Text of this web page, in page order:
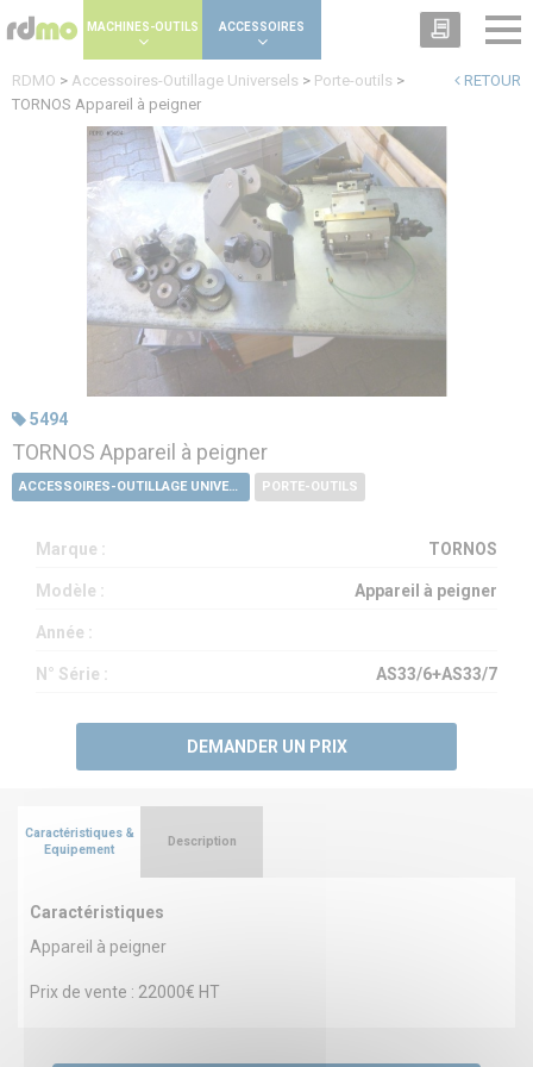
MACHINES-OUTILS ACCESSOIRES
RETOUR
RDMO > Accessoires-Outillage Universels > Porte-outils >
TORNOS Appareil à peigner
5494
TORNOS Appareil à peigner
ACCESSOIRES-OUTILLAGE UNIVERSELS PORTE-OUTILS
Marque : TORNOS
Modèle : Appareil à peigner
Année :
N° Série : AS33/6+AS33/7
DEMANDER UN PRIX
Caractéristiques &
Equipement
Caractéristiques
Appareil à peigner
Prix de vente : 22000€ HT
Description